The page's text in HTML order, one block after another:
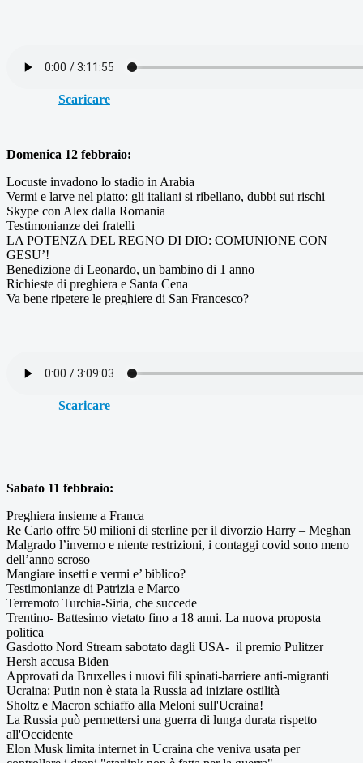
Scaricare
Domenica 12 febbraio:
Locuste invadono lo stadio in Arabia
Vermi e larve nel piatto: gli italiani si ribellano, dubbi sui rischi
Skype con Alex dalla Romania
Testimonianze dei fratelli
LA POTENZA DEL REGNO DI DIO: COMUNIONE CON
GESU’!
Benedizione di Leonardo, un bambino di 1 anno
Richieste di preghiera e Santa Cena
Va bene ripetere le preghiere di San Francesco?
Scaricare
Sabato 11 febbraio:
Preghiera insieme a Franca
Re Carlo offre 50 milioni di sterline per il divorzio Harry – Meghan
Malgrado l’inverno e niente restrizioni, i contaggi covid sono meno
dell’anno scroso
Mangiare insetti e vermi e’ biblico?
Testimonianze di Patrizia e Marco
Terremoto Turchia-Siria, che succede
Trentino- Battesimo vietato fino a 18 anni. La nuova proposta
politica
Gasdotto Nord Stream sabotato dagli USA- il premio Pulitzer
Hersh accusa Biden
Approvati da Bruxelles i nuovi fili spinati-barriere anti-migranti
Ucraina: Putin non è stata la Russia ad iniziare ostilità
Sholtz e Macron schiaffo alla Meloni sull'Ucraina!
La Russia può permettersi una guerra di lunga durata rispetto
all'Occidente
Elon Musk limita internet in Ucraina che veniva usata per